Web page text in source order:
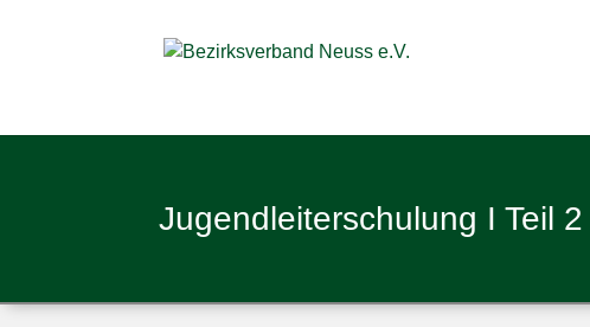
Jugend­lei­ter­schu­lung I Teil 2